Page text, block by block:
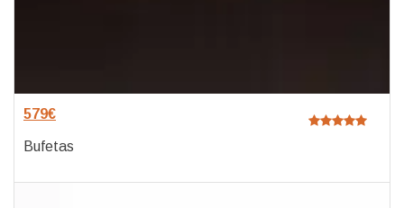
579€
Bufetas